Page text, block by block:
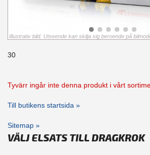
Illustrativ bild. Utseende kan skilja sig beroende på
30
Tyvärr ingår inte denna produkt i vårt
Till butikens startsida »
Sitemap »
VÄLJ ELSATS TILL DRAGKROK